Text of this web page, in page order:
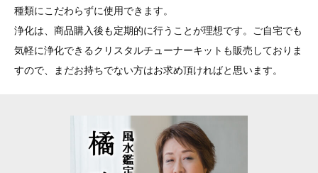
種類にこだわらずに使用できます。
浄化は、商品購入後も定期的に行うことが理想です。ご自宅でも
気軽に浄化できるクリスタルチューナーキットも販売しておりま
すので、まだお持ちでない方はお求め頂ければと思います。